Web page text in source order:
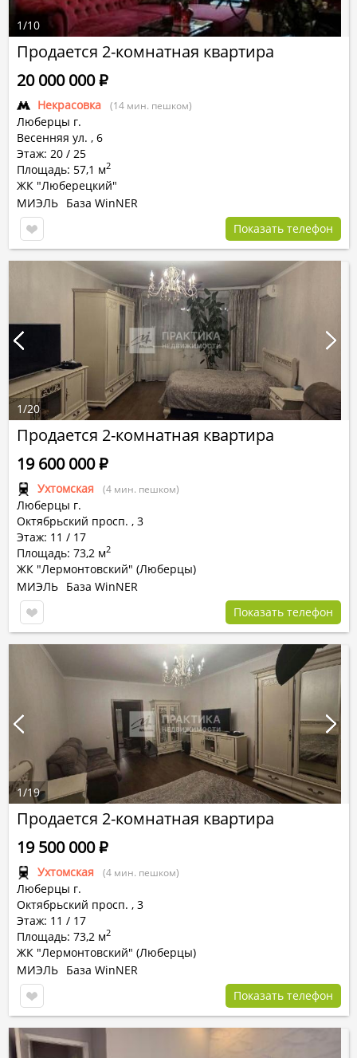
Продается 2-комнатная квартира
Некрасовка (14 мин. пешком)
Люберцы г.
Весенняя ул. , 6
Этаж: 20 / 25
Площадь: 57,1 м2
ЖК "Люберецкий"
20 000 000Р
МИЭЛЬ База WinNER
Показать телефон
1/10
Продается 2-комнатная квартира
Ухтомская (4 мин. пешком)
Люберцы г.
Октябрьский просп. , 3
Этаж: 11 / 17
Площадь: 73,2 м2
ЖК "Лермонтовский" (Люберцы)
19 600 000Р
МИЭЛЬ База WinNER
Показать телефон
1/20
Продается 2-комнатная квартира
Ухтомская (4 мин. пешком)
Люберцы г.
Октябрьский просп. , 3
Этаж: 11 / 17
Площадь: 73,2 м2
ЖК "Лермонтовский" (Люберцы)
19 500 000Р
МИЭЛЬ База WinNER
Показать телефон
1/19